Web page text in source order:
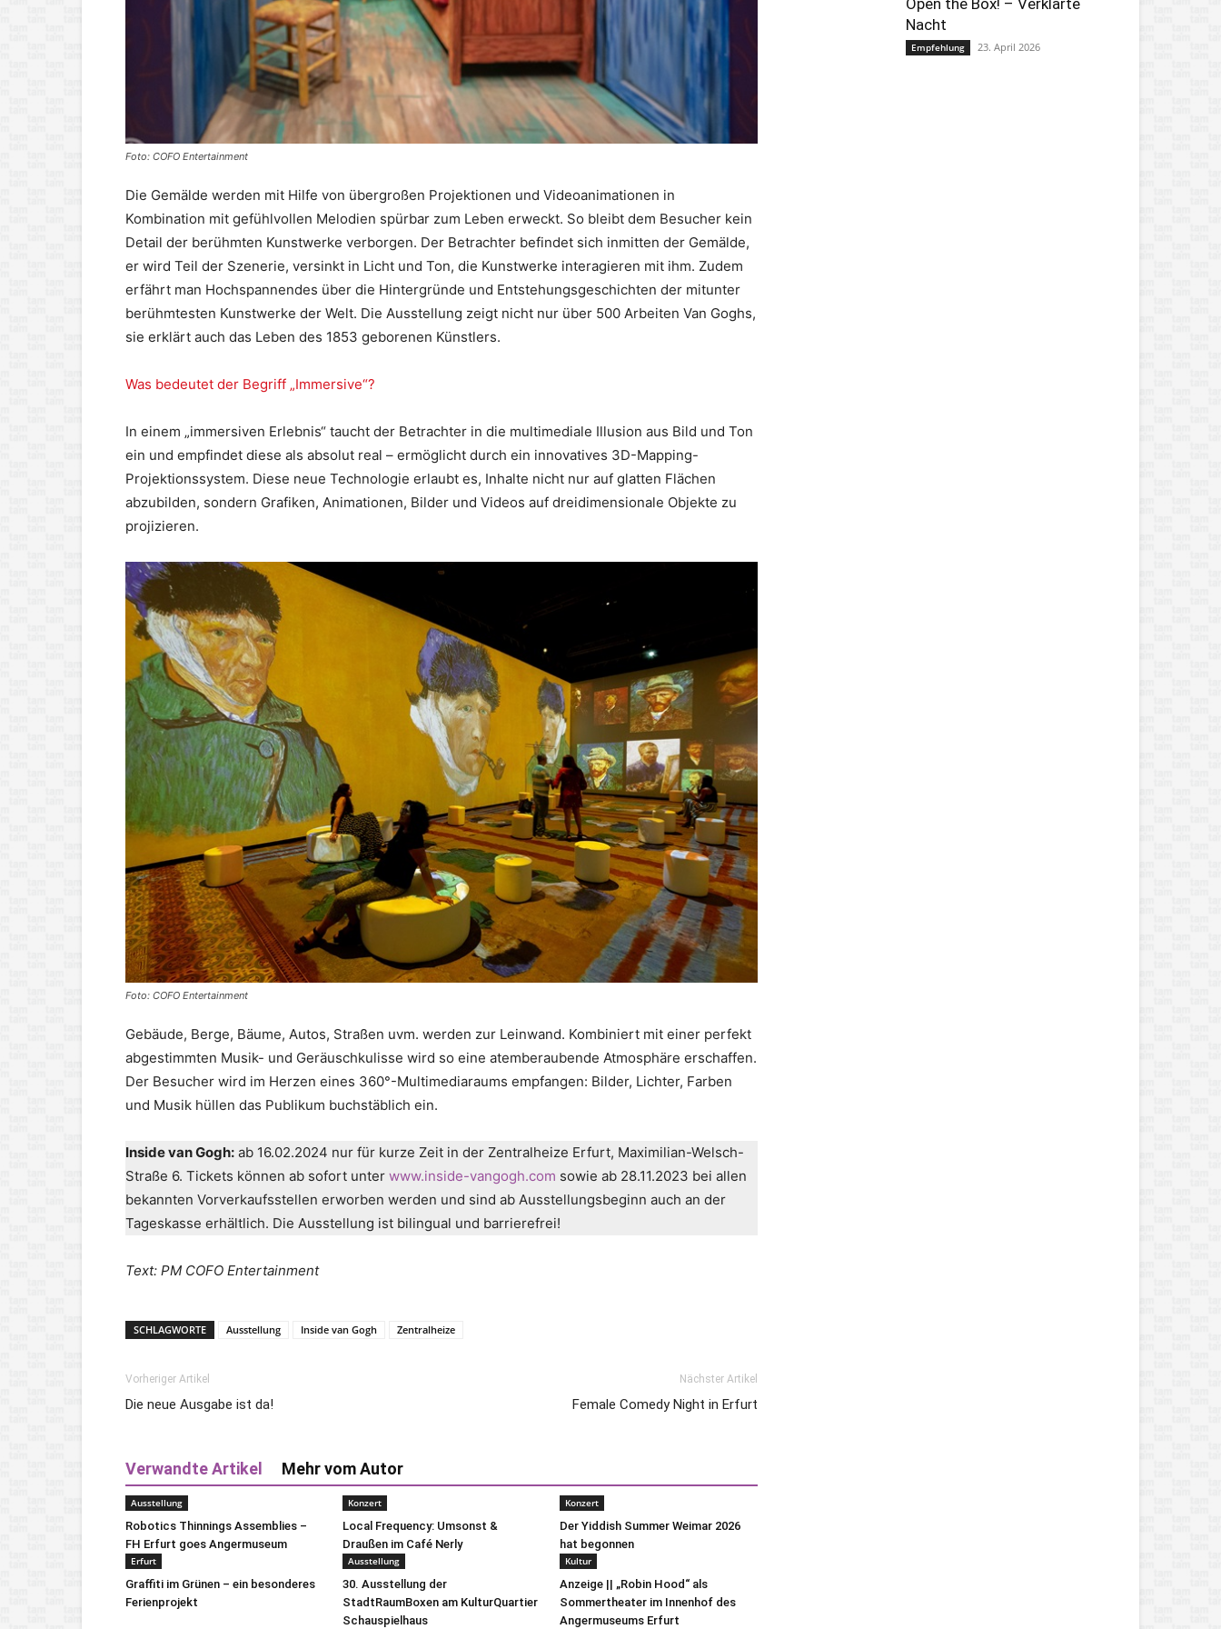
Foto: COFO Entertainment
Die Gemälde werden mit Hilfe von übergroßen Projektionen und Videoanimationen in
Kombination mit gefühlvollen Melodien spürbar zum Leben erweckt. So bleibt dem Besucher kein
Detail der berühmten Kunstwerke verborgen. Der Betrachter befindet sich inmitten der Gemälde,
er wird Teil der Szenerie, versinkt in Licht und Ton, die Kunstwerke interagieren mit ihm. Zudem
erfährt man Hochspannendes über die Hintergründe und Entstehungsgeschichten der mitunter
berühmtesten Kunstwerke der Welt. Die Ausstellung zeigt nicht nur über 500 Arbeiten Van Goghs,
sie erklärt auch das Leben des 1853 geborenen Künstlers.
Was bedeutet der Begriff „Immersive“?
In einem „immersiven Erlebnis“ taucht der Betrachter in die multimediale Illusion aus Bild und Ton
ein und empfindet diese als absolut real – ermöglicht durch ein innovatives 3D-Mapping-
Projektionssystem. Diese neue Technologie erlaubt es, Inhalte nicht nur auf glatten Flächen
abzubilden, sondern Grafiken, Animationen, Bilder und Videos auf dreidimensionale Objekte zu
projizieren.
Foto: COFO Entertainment
Gebäude, Berge, Bäume, Autos, Straßen uvm. werden zur Leinwand. Kombiniert mit einer perfekt
abgestimmten Musik- und Geräuschkulisse wird so eine atemberaubende Atmosphäre erschaffen.
Der Besucher wird im Herzen eines 360°-Multimediaraums empfangen: Bilder, Lichter, Farben
und Musik hüllen das Publikum buchstäblich ein.
Inside van Gogh: ab 16.02.2024 nur für kurze Zeit in der Zentralheize Erfurt, Maximilian-Welsch-
Straße 6. Tickets können ab sofort unter www.inside-vangogh.com sowie ab 28.11.2023 bei allen
bekannten Vorverkaufsstellen erworben werden und sind ab Ausstellungsbeginn auch an der
Tageskasse erhältlich. Die Ausstellung ist bilingual und barrierefrei!
Text: PM COFO Entertainment
SCHLAGWORTE Ausstellung Inside van Gogh Zentralheize
Vorheriger Artikel
Die neue Ausgabe ist da!
Nächster Artikel
Female Comedy Night in Erfurt
Verwandte Artikel Mehr vom Autor
Ausstellung
Robotics Thinnings Assemblies –
FH Erfurt goes Angermuseum
Konzert
Local Frequency: Umsonst &
Draußen im Café Nerly
Konzert
Der Yiddish Summer Weimar 2026
hat begonnen
Erfurt
Graffiti im Grünen – ein besonderes
Ferienprojekt
Ausstellung
30. Ausstellung der
StadtRaumBoxen am KulturQuartier
Schauspielhaus
Kultur
Anzeige || „Robin Hood“ als
Sommertheater im Innenhof des
Angermuseums Erfurt
Open the Box! – Verklärte
Nacht
Empfehlung 23. April 2026